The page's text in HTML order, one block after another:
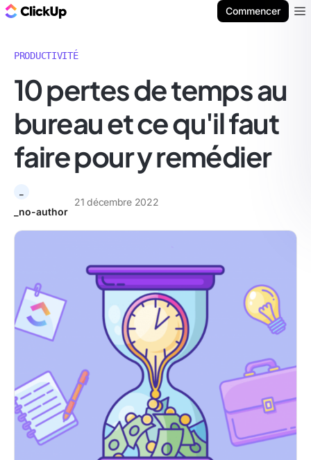
Commencer
PRODUCTIVITÉ
10 pertes de temps au
bureau et ce qu'il faut
faire pour y remédier
_no-author
21 décembre 2022